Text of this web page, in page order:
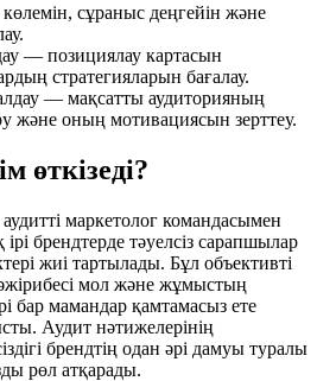
сұраныс деңгейін және
— позициялау картасын
стратегияларын бағалау.
— мақсатты аудиторияның
және оның мотивациясын зерттеу.
өткізеді?
маркетолог командасымен
ірі брендтерде тәуелсіз сарапшылар
жиі тартылады. Бұл объективті
мол және жұмыстың
бар мамандар қамтамасыз ете
Аудит нәтижелерінің
брендтің одан әрі дамуы туралы
рөл атқарады.